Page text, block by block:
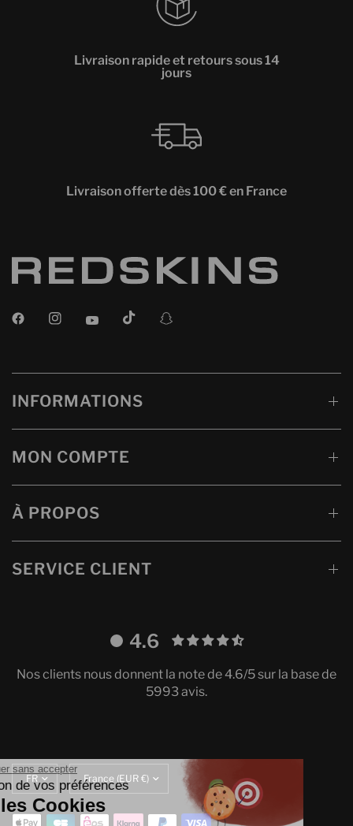
Livraison rapide et retours sous 14
jours
Livraison offerte dès 100 € en France
INFORMATIONS
MON COMPTE
À PROPOS
SERVICE CLIENT
4.6
Nos clients nous donnent la note de 4.6/5 sur la base de
5993 avis.
Mettre
à
jour
la
Translation
missing:
fr.localization.update_currency
Continuer sans accepter
Gestion de vos préférences
sur les Cookies